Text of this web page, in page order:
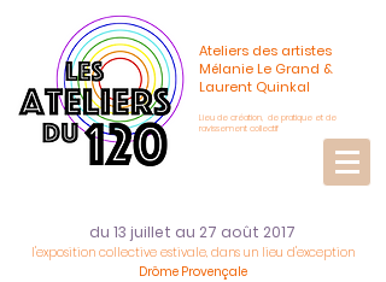
Ateliers des artistes
Mélanie Le Grand &
Laurent Quinkal
Lieu de création, de pratique et de
ravissement collectif
du 13 juillet au 27 août 2017
l'exposition collective estivale, dans un lieu d'exception
Drôme Provençale